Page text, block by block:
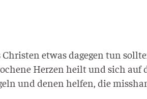
etwas dage­gen tun
Her­zen heilt und sich
und denen hel­fen, die